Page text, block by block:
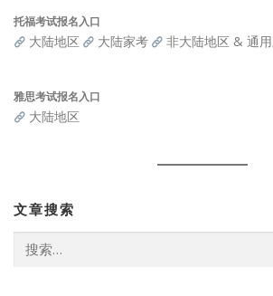
托福考试报名入口
大陆地区 大陆家考 非大陆地区 & 通
雅思考试报名入口
大陆地区
文章搜索
索：